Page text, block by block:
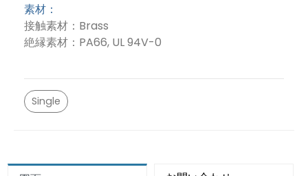
素材：
接触素材：Brass
絶縁素材：PA66, UL 94V-0
Single